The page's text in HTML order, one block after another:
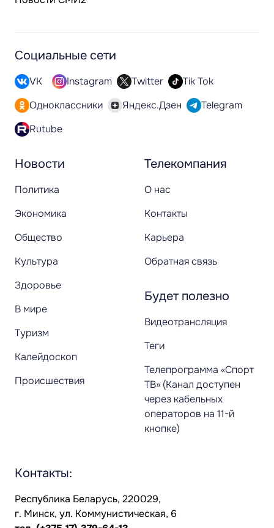
Новости
Политика
Экономика
Общество
Культура
Здоровье
В мире
Туризм
Калейдоскоп
Происшествия
Телекомпания
О нас
Контакты
Карьера
Обратная связь
Будет полезно
Видеотрансляция
Теги
Телепрограмма «Спорт
ТВ» (Канал доступен
через кабельных
операторов на 11-й
кнопке)
Социальные сети
VK Instagram Twitter
Tik Tok
Одноклассники
Яндекс.Дзен
Telegram
Rutube
Контакты:
Республика Беларусь, 220029,
г. Минск, ул. Коммунистическая, 6